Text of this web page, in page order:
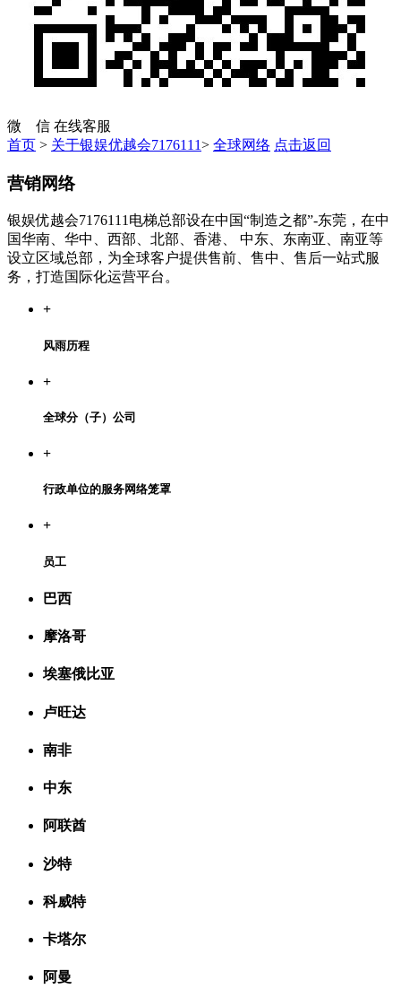
微 信 在线客服
首页 > 关于银娱优越会7176111> 全球网络 点击返回
营销网络
银娱优越会7176111电梯总部设在中国“制造之都”-东莞，在中
国华南、华中、西部、北部、香港、 中东、东南亚、南亚等
设立区域总部，为全球客户提供售前、售中、售后一站式服
务，打造国际化运营平台。
+
风雨历程
+
全球分（子）公司
+
行政单位的服务网络笼罩
+
员工
巴西
摩洛哥
埃塞俄比亚
卢旺达
南非
中东
阿联酋
沙特
科威特
卡塔尔
阿曼